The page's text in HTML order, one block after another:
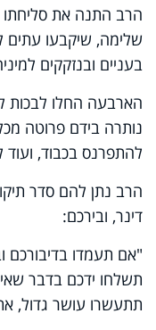
הרב התנה את
שלימה, שיקבעו עתים
בעניים ובנזקקים
הארבעה החלו לבכות
נותרה בידם פרוטה
להתפרנס בכבוד, ועוד
הרב נתן להם סדר
דינר, ובירכם:
"אם תעמדו בדיבורכם
תשלחו ידכם בדבר
תתעשרו עושר גדול,